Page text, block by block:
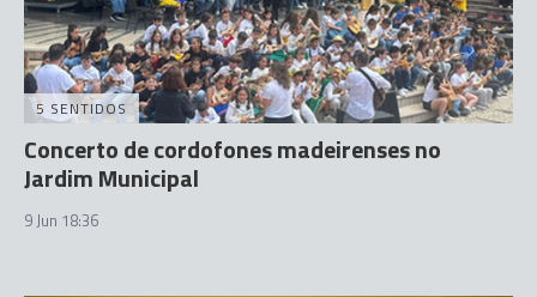
5 SENTIDOS
Concerto de cordofones madeirenses no
Jardim Municipal
9 Jun 18:36